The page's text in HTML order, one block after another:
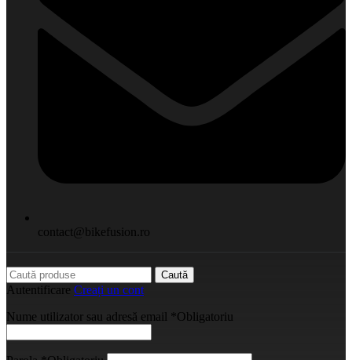
contact@bikefusion.ro
Caută
Autentificare Creați un cont
Nume utilizator sau adresă email *Obligatoriu